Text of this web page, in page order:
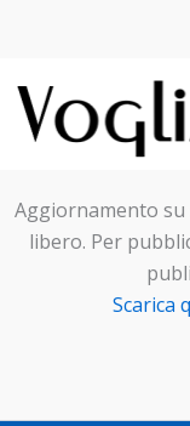
Aggiornamento su
libero. Per
Scarica